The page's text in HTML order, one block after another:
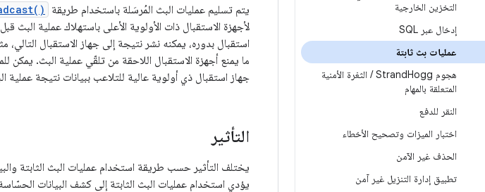
التخزين الخارجية
إدخال عبر SQL
عمليات بث ثابتة
هجوم Strand Hogg
/ الثغرة الأمنية
المتعلقة بالمهام
النقر للدفع
اختبار الميزات وتصحيح الأخطاء
الحذف غير الآمن
تطبيق إدارة التنزيل غير آمن
يتم تسليم عمليات البث المُرسَلة باستخدام طريقة
لأجهزة الاستقبال ذات الأولوية الأعلى باستهلاك عملية البث
استقبال بدوره، يمكنه نشر نتيجة إلى جهاز الاستقبال التالي،
ما يمنع أجهزة الاستقبال اللاحقة من تلقّي عملية البث.
جهاز استقبال ذي أولوية عالية للتلاعب ببيانات نتيجة عملية
التأثير
يختلف التأثير حسب طريقة استخدام عمليات البث الثابتة
يؤدي استخدام عمليات البث الثابتة إلى كشف البيانات